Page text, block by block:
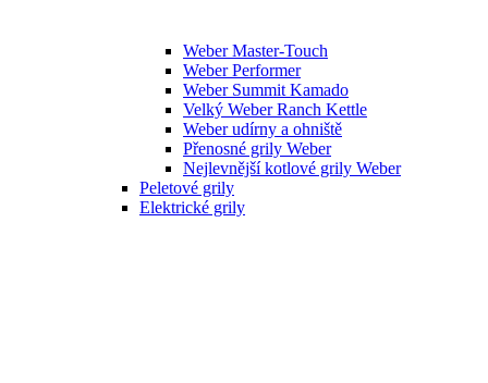
Weber Master-Touch
Weber Performer
Weber Summit Kamado
Velký Weber Ranch Kettle
Weber udírny a ohniště
Přenosné grily Weber
Nejlevnější kotlové grily Weber
Peletové grily
Elektrické grily